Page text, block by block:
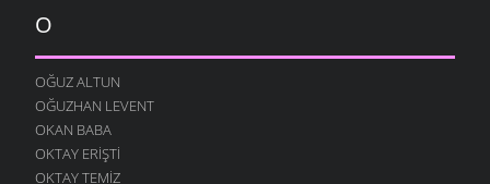
O
OĞUZ ALTUN
OĞUZHAN LEVENT
OKAN BABA
OKTAY ERIŞTI
OKTAY TEMIZ